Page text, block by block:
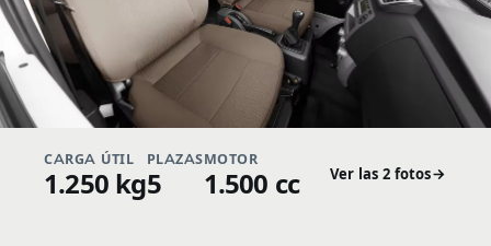
CARGA ÚTIL
1.250 kg
PLAZAS
5
MOTOR
1.500 cc Ver las 2 fotos